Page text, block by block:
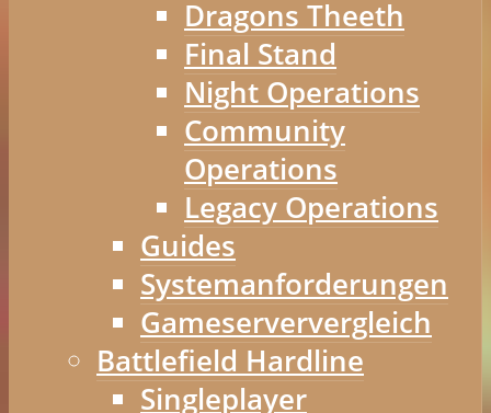
Dragons Theeth
Final Stand
Night Operations
Community
Operations
Legacy Operations
Guides
Systemanforderungen
Gameserververgleich
Battlefield Hardline
Singleplayer